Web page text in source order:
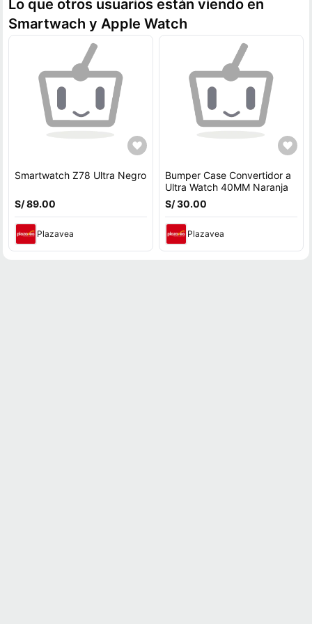
Lo que otros usuarios están viendo en
Smartwach y Apple Watch
Smartwatch Z78 Ultra Negro
S/ 89.00
Plazavea
Bumper Case Convertidor a
Ultra Watch 40MM Naranja
S/ 30.00
Plazavea